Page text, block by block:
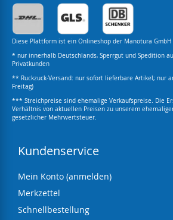
Diese Plattform ist ein Onlineshop der Manotura GmbH
* nur innerhalb Deutschlands, Sperrgut und Spedition
Privatkunden
** Ruckzuck-Versand: nur sofort lieferbare Artikel; nur
Freitag)
*** Streichpreise sind ehemalige Verkaufspreise. Die
Verhältnis von aktuellen Preisen zu unserem
gesetzlicher Mehrwertsteuer.
Kundenservice
Mein Konto (anmelden)
Merkzettel
Schnellbestellung